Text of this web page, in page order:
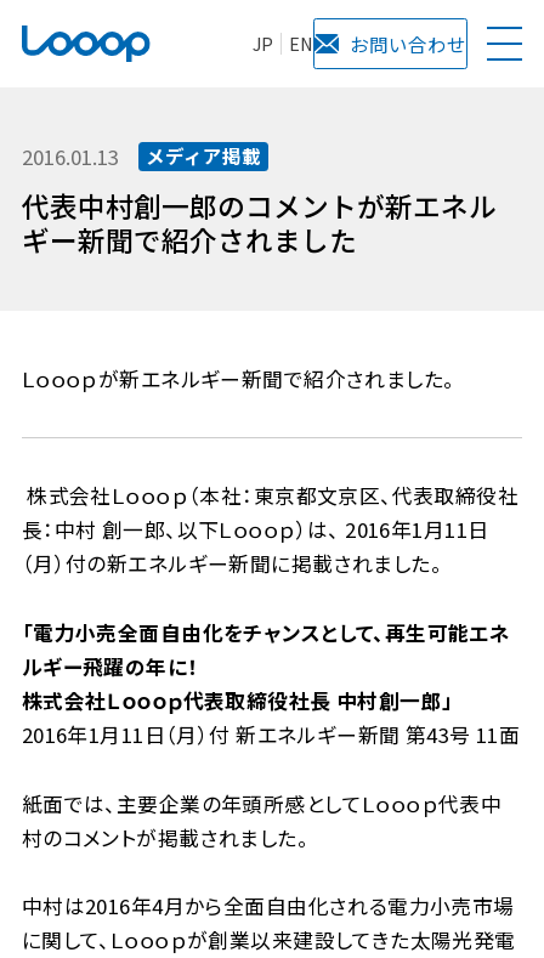
JP EN お問い合わせ
2016.01.13 メディア掲載
代表中村創一郎のコメントが新エネル
ギー新聞で紹介されました
Ｌｏｏｏｐが新エネルギー新聞で紹介されました。
株式会社Ｌｏｏｏｐ（本社：東京都文京区、代表取締役社
長：中村 創一郎、以下Ｌｏｏｏｐ）は、 2016年1月11日
（月）付の新エネルギー新聞に掲載されました。
「電力小売全面自由化をチャンスとして、再生可能エネ
ルギー飛躍の年に！
株式会社Ｌｏｏｏｐ代表取締役社長 中村創一郎」
2016年1月11日（月）付 新エネルギー新聞 第43号 11面
紙面では、主要企業の年頭所感としてＬｏｏｏｐ代表中
村のコメントが掲載されました。
中村は2016年4月から全面自由化される電力小売市場
に関して、Ｌｏｏｏｐが創業以来建設してきた太陽光発電